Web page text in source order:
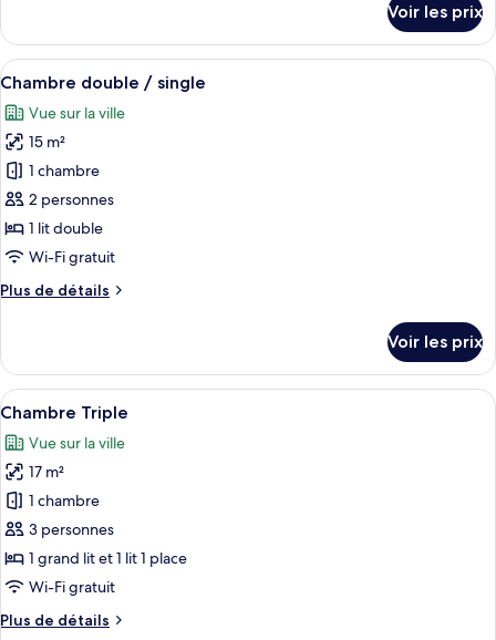
avec
lits
jumeaux
le
type
de
Chambre
Standard
avec
lits
jumeaux
Voir les prix
Afficher
toutes
les
photos
pour
ce
type
de
chambre :
Chambre
single
Une chambre à coucher bien
27
Chambre double / single
Vue sur la ville
15 m²
1 chambre
2 personnes
1 lit double
Wi-Fi gratuit
Plus de détails
Plus
le
type
de
Chambre
double
single
Voir les prix
Afficher
toutes
les
photos
pour
ce
type
de
chambre :
Chambre
Une chambre d’hôtel avec un grand
13
Chambre Triple
Vue sur la ville
17 m²
1 chambre
3 personnes
1 grand lit et 1 lit 1 place
Wi-Fi gratuit
Plus de détails
Plus